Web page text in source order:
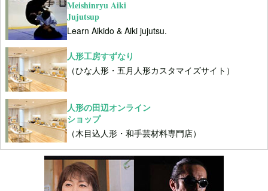
Meishinryu Aiki
Jujutsup
Learn Aikido & Aiki jujutsu.
人形工房すずなり
（ひな人形・五月人形カスタマイズサイト）
人形の田辺オンライン
ショップ
（木目込人形・和手芸材料専門店）